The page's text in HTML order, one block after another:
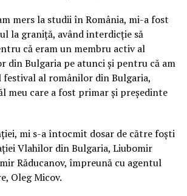
mers la studii în România, mi-a fost
la graniță, având interdicție să
că eram un membru activ al
din Bulgaria pe atunci și pentru că am
al românilor din Bulgaria,
meu care a fost primar și președinte
mi s-a întocmit dosar de către foști
Vlahilor din Bulgaria, Liubomir
Răducanov, împreună cu agentul
Oleg Micov.